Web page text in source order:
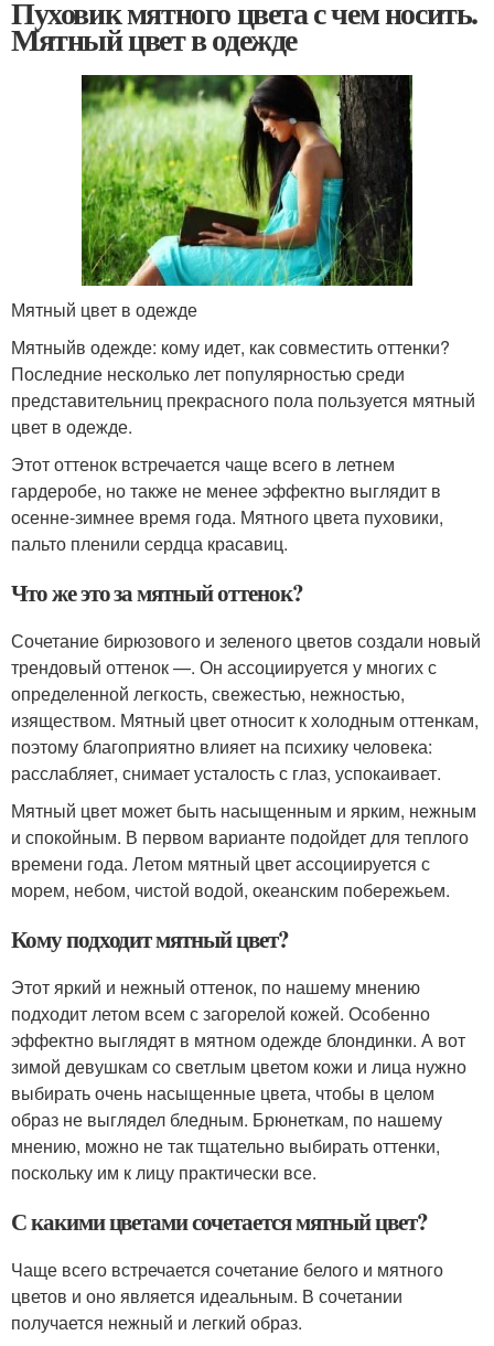
Пуховик мятного цвета с чем носить.
Мятный цвет в одежде
Мятный цвет в одежде
Мятныйв одежде: кому идет, как совместить оттенки?
Последние несколько лет популярностью среди
представительниц прекрасного пола пользуется мятный
цвет в одежде.
Этот оттенок встречается чаще всего в летнем
гардеробе, но также не менее эффектно выглядит в
осенне-зимнее время года. Мятного цвета пуховики,
пальто пленили сердца красавиц.
Что же это за мятный оттенок?
Сочетание бирюзового и зеленого цветов создали новый
трендовый оттенок —. Он ассоциируется у многих с
определенной легкость, свежестью, нежностью,
изяществом. Мятный цвет относит к холодным оттенкам,
поэтому благоприятно влияет на психику человека:
расслабляет, снимает усталость с глаз, успокаивает.
Мятный цвет может быть насыщенным и ярким, нежным
и спокойным. В первом варианте подойдет для теплого
времени года. Летом мятный цвет ассоциируется с
морем, небом, чистой водой, океанским побережьем.
Кому подходит мятный цвет?
Этот яркий и нежный оттенок, по нашему мнению
подходит летом всем с загорелой кожей. Особенно
эффектно выглядят в мятном одежде блондинки. А вот
зимой девушкам со светлым цветом кожи и лица нужно
выбирать очень насыщенные цвета, чтобы в целом
образ не выглядел бледным. Брюнеткам, по нашему
мнению, можно не так тщательно выбирать оттенки,
поскольку им к лицу практически все.
С какими цветами сочетается мятный цвет?
Чаще всего встречается сочетание белого и мятного
цветов и оно является идеальным. В сочетании
получается нежный и легкий образ.